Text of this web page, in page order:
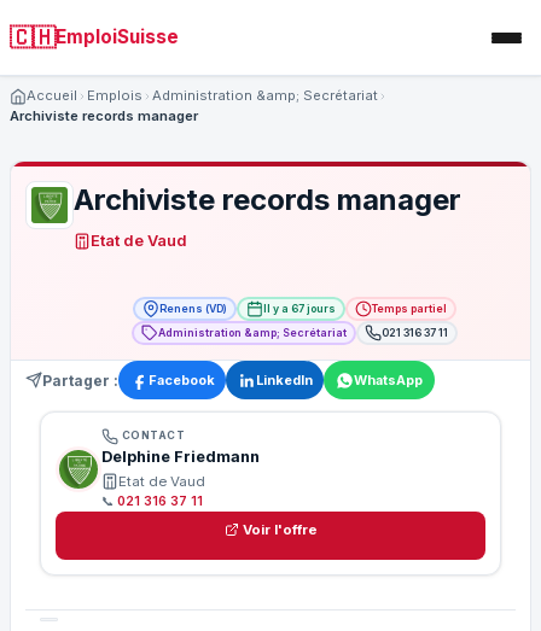
🇨🇭EmploiSuisse
Accueil Emplois
Administration &amp; Secrétariat
Archiviste records manager
Archiviste records manager
Etat de Vaud
Renens (VD) Il y a 67 jours
Temps partiel
Administration &amp; Secrétariat
021 316 37 11
Partager : Facebook LinkedIn WhatsApp
CONTACT
Delphine Friedmann
Etat de Vaud
📞 021 316 37 11
Voir l'offre